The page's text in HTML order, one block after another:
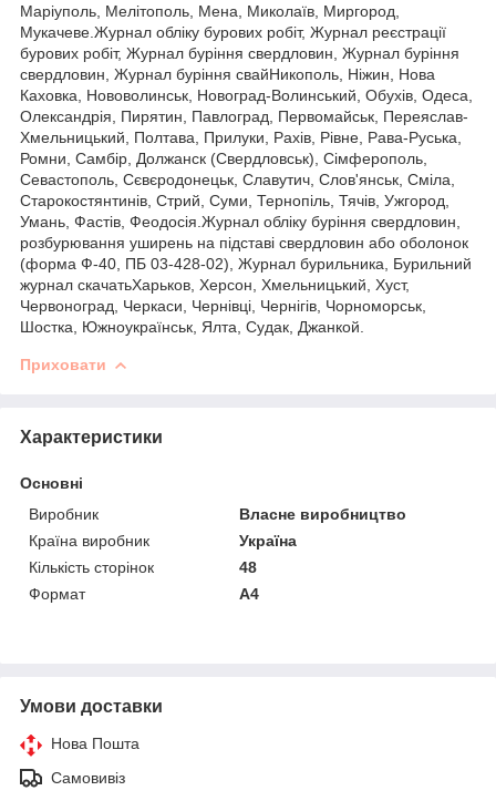
Маріуполь, Мелітополь, Мена, Миколаїв, Миргород,
Мукачеве.Журнал обліку бурових робіт, Журнал реєстрації
бурових робіт, Журнал буріння свердловин, Журнал буріння
свердловин, Журнал буріння свайНикополь, Ніжин, Нова
Каховка, Нововолинськ, Новоград-Волинський, Обухів, Одеса,
Олександрія, Пирятин, Павлоград, Первомайськ, Переяслав-
Хмельницький, Полтава, Прилуки, Рахів, Рівне, Рава-Руська,
Ромни, Самбір, Должанск (Свердловськ), Сімферополь,
Севастополь, Сєвєродонецьк, Славутич, Слов'янськ, Сміла,
Старокостянтинів, Стрий, Суми, Тернопіль, Тячів, Ужгород,
Умань, Фастів, Феодосія.Журнал обліку буріння свердловин,
розбурювання уширень на підставі свердловин або оболонок
(форма Ф-40, ПБ 03-428-02), Журнал бурильника, Бурильний
журнал скачатьХарьков, Херсон, Хмельницький, Хуст,
Червоноград, Черкаси, Чернівці, Чернігів, Чорноморськ,
Шостка, Южноукраїнськ, Ялта, Судак, Джанкой.
Приховати
Характеристики
Основні
Виробник
Власне виробництво
Країна виробник
Україна
Кількість сторінок
48
Формат
A4
Умови доставки
Нова Пошта
Самовивіз